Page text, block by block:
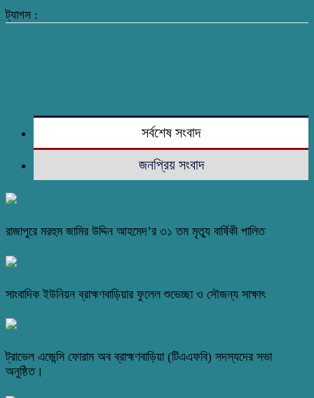
ট্যাগস :
সর্বশেষ সংবাদ
জনপ্রিয় সংবাদ
রাজাপুরে মরহুম জামির উদ্দিন আহমেদ’র ৩১ তম মৃত্যু বার্ষিকী পালিত
সাংবাদিক ইউনিয়ন ব্রাহ্মণবাড়িয়ার ফুলেল শুভেচ্ছা ও সৌজন্য সাক্ষাৎ
ট্রাভেল এজেন্সি ফোরাম অব ব্রাহ্মণবাড়িয়া (টিএএফবি) সদস্যদের সভা
অনুষ্ঠিত।